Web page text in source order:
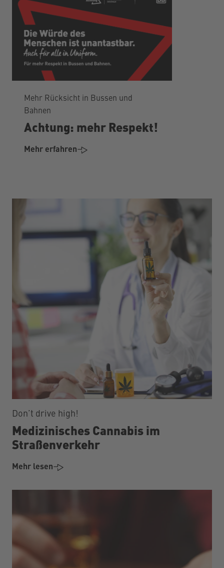
Mehr Rücksicht in Bussen und
Bahnen
Achtung: mehr Respekt!
Mehr erfahren
Don’t drive high!
Medizinisches Cannabis im
Straßenverkehr
Mehr lesen